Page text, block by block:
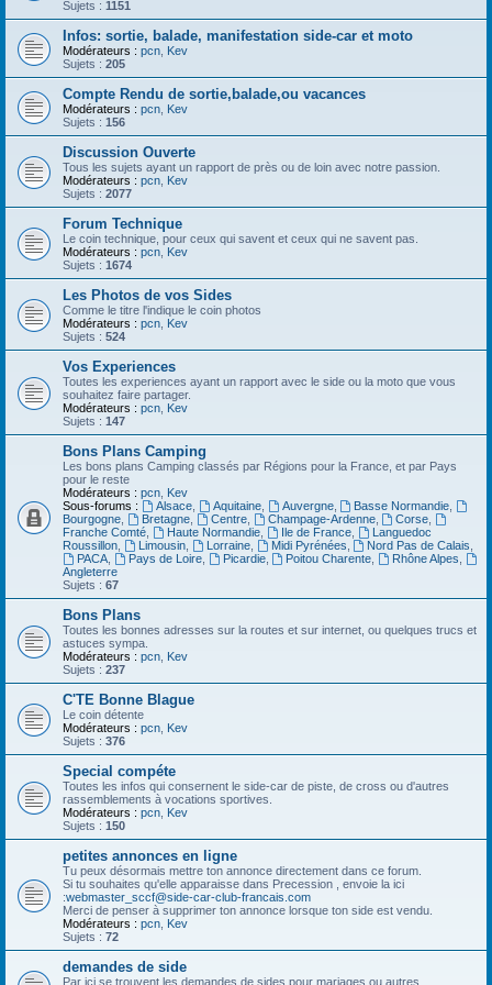
Sujets : 1151
Infos: sortie, balade, manifestation side-car et moto
Modérateurs : pcn Kev
Sujets : 205
Compte Rendu de sortie,balade,ou vacances
Modérateurs : pcn Kev
Sujets : 156
Discussion Ouverte
Tous les sujets ayant un rapport de près ou de loin avec notre passion.
Modérateurs : pcn Kev
Sujets : 2077
Forum Technique
Le coin technique, pour ceux qui savent et ceux qui ne savent pas.
Modérateurs : pcn Kev
Sujets : 1674
Les Photos de vos Sides
Comme le titre l'indique le coin photos
Modérateurs : pcn Kev
Sujets : 524
Vos Experiences
Toutes les experiences ayant un rapport avec le side ou la moto que vous
souhaitez faire partager.
Modérateurs : pcn Kev
Sujets : 147
Bons Plans Camping
Les bons plans Camping classés par Régions pour la France, et par Pays
pour le reste
Modérateurs : pcn Kev
Sous-forums :
Alsace, Aquitaine, Auvergne, Basse Normandie
Bourgogne
Bretagne, Centre, Champage-Ardenne, Corse
Franche Comté
Haute Normandie, Ile de France,
Languedoc
Roussillon
Limousin, Lorraine, Midi Pyrénées Nord Pas de Calais
PACA, Pays de Loire, Picardie, Poitou Charente Rhône Alpes
Angleterre
Sujets : 67
Bons Plans
Toutes les bonnes adresses sur la routes et sur internet, ou quelques trucs et
astuces sympa.
Modérateurs : pcn Kev
Sujets : 237
C'TE Bonne Blague
Le coin détente
Modérateurs : pcn Kev
Sujets : 376
Special compéte
Toutes les infos qui consernent le side-car de piste, de cross ou d'autres
rassemblements à vocations sportives.
Modérateurs : pcn Kev
Sujets : 150
petites annonces en ligne
Tu peux désormais mettre ton annonce directement dans ce forum.
Si tu souhaites qu'elle apparaisse dans Precession , envoie la ici
:webmaster_sccf@side-car-club-francais.com
Merci de penser à supprimer ton annonce lorsque ton side est vendu.
Modérateurs : pcn Kev
Sujets : 72
demandes de side
Par ici se trouvent les demandes de sides pour mariages ou autres